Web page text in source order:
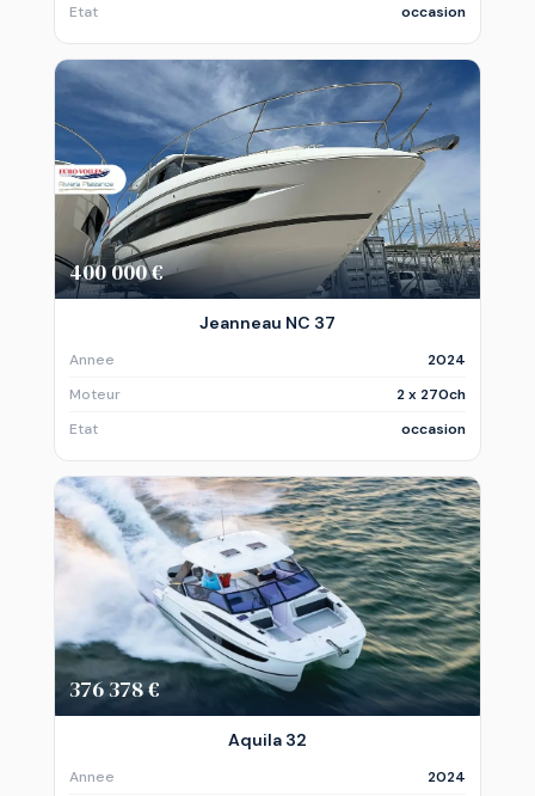
Etat
occasion
400 000 €
Jeanneau NC 37
Annee
2024
Moteur
2 x 270ch
Etat
occasion
376 378 €
Aquila 32
Annee 2024